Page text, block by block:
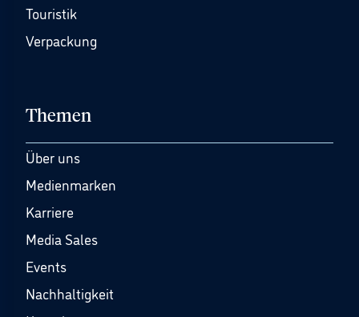
Touristik
Verpackung
Themen
Über uns
Medienmarken
Karriere
Media Sales
Events
Nachhaltigkeit